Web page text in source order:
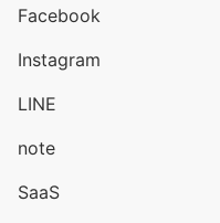
Facebook
Instagram
LINE
note
SaaS